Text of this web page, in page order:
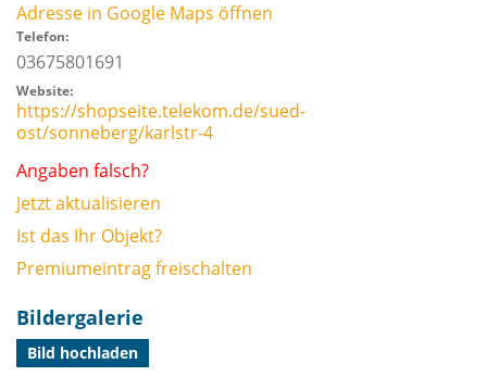
Adresse in Google Maps öffnen
Telefon:
03675801691
Website:
https://shopseite.telekom.de/sued-
ost/sonneberg/karlstr-4
Angaben falsch?
Jetzt aktualisieren
Ist das Ihr Objekt?
Premiumeintrag freischalten
Bildergalerie
Bild hochladen